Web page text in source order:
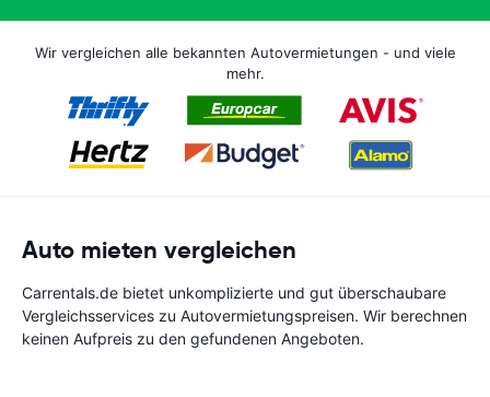
Wir vergleichen alle bekannten Autovermietungen - und viele
mehr.
Auto mieten vergleichen
Carrentals.de bietet unkomplizierte und gut überschaubare
Vergleichsservices zu Autovermietungspreisen. Wir berechnen
keinen Aufpreis zu den gefundenen Angeboten.